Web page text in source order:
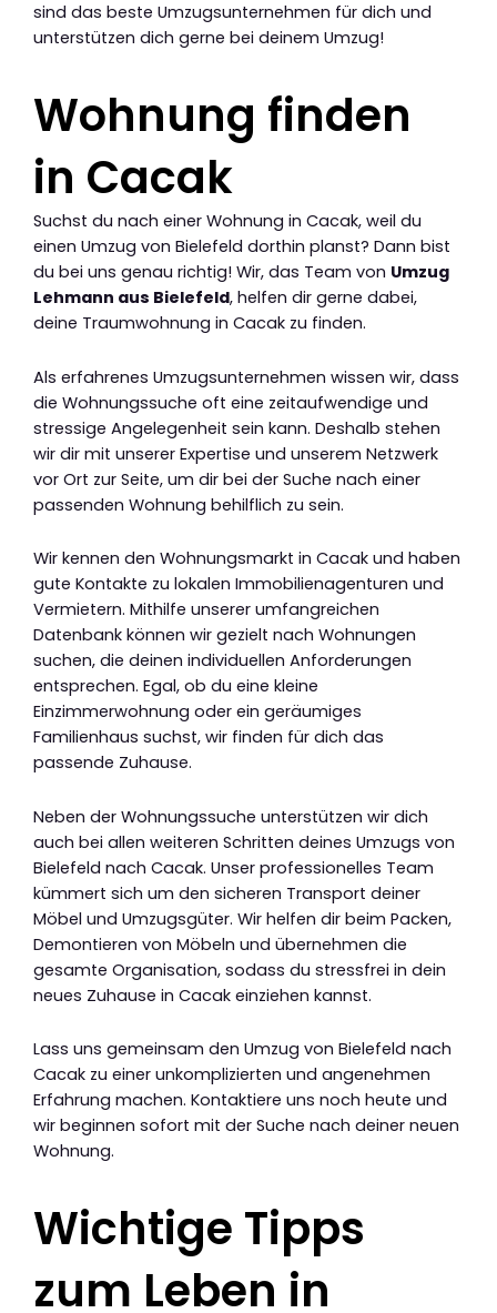
sind das beste Umzugsunternehmen für dich und
unterstützen dich gerne bei deinem Umzug!
Wohnung finden
in Cacak
Suchst du nach einer Wohnung in Cacak, weil du
einen Umzug von Bielefeld dorthin planst? Dann bist
du bei uns genau richtig! Wir, das Team von Umzug
Lehmann aus Bielefeld, helfen dir gerne dabei,
deine Traumwohnung in Cacak zu finden.
Als erfahrenes Umzugsunternehmen wissen wir, dass
die Wohnungssuche oft eine zeitaufwendige und
stressige Angelegenheit sein kann. Deshalb stehen
wir dir mit unserer Expertise und unserem Netzwerk
vor Ort zur Seite, um dir bei der Suche nach einer
passenden Wohnung behilflich zu sein.
Wir kennen den Wohnungsmarkt in Cacak und haben
gute Kontakte zu lokalen Immobilienagenturen und
Vermietern. Mithilfe unserer umfangreichen
Datenbank können wir gezielt nach Wohnungen
suchen, die deinen individuellen Anforderungen
entsprechen. Egal, ob du eine kleine
Einzimmerwohnung oder ein geräumiges
Familienhaus suchst, wir finden für dich das
passende Zuhause.
Neben der Wohnungssuche unterstützen wir dich
auch bei allen weiteren Schritten deines Umzugs von
Bielefeld nach Cacak. Unser professionelles Team
kümmert sich um den sicheren Transport deiner
Möbel und Umzugsgüter. Wir helfen dir beim Packen,
Demontieren von Möbeln und übernehmen die
gesamte Organisation, sodass du stressfrei in dein
neues Zuhause in Cacak einziehen kannst.
Lass uns gemeinsam den Umzug von Bielefeld nach
Cacak zu einer unkomplizierten und angenehmen
Erfahrung machen. Kontaktiere uns noch heute und
wir beginnen sofort mit der Suche nach deiner neuen
Wohnung.
Wichtige Tipps
zum Leben in